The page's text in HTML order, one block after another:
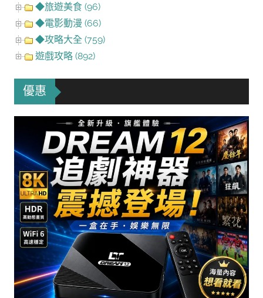
◆旅遊美食 (96)
◆電影動漫 (66)
◆攻略大全 (759)
遊戲攻略 (892)
優惠